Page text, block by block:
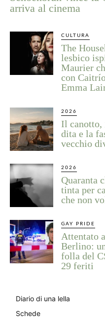
arriva al cinema
CULTURA
The
lesbico
Maurier
con
Emma
2026
Il canotto,
dita e la
vecchio
2026
Quaranta
tinta per
che non
GAY PRIDE
Attentato
Berlino:
folla del
29 feriti
Diario di una lella
Schede